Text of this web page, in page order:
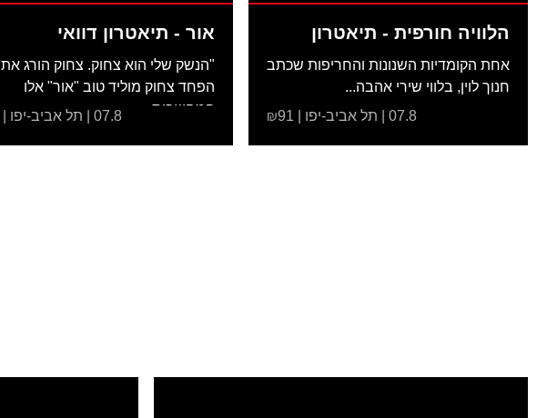
הלוויה חורפית - תיאטרון
אחת הקומדיות השנונות והחריפות שכתב
חנוך לוין, בלווי שירי אהבה...
07.8 | תל אביב-יפו | ₪91
אור - תיאטרון דוואי
"הנשק שלי הוא צחוק. צחוק הורג את
הפחד צחוק מוליד טוב "אור" אלו
המחשבות...
07.8 | תל אביב-יפו | ₪85